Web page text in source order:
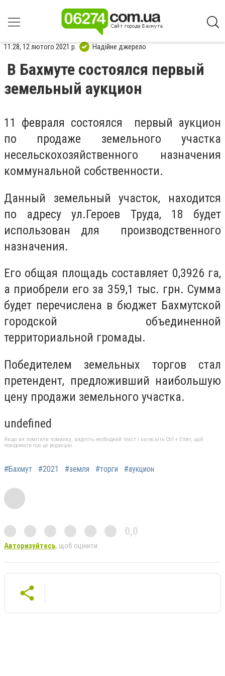
11:28, 12 лютого 2021 р. Надійне джерело
В Бахмуте состоялся первый
земельный аукцион
11 февраля состоялся первый аукцион
по продаже земельного участка
несельскохозяйственного назначения
коммунальной собственности.
Данный земельный участок, находится
по адресу ул.Героев Труда, 18 будет
использован для производственного
назначения.
Его общая площадь составляет 0,3926 га,
а приобрели его за 359,1 тыс. грн. Сумма
будет перечислена в бюджет Бахмутской
городской объединенной
территориальной громады.
Победителем земельных торгов стал
претендент, предложивший наибольшую
цену продажи земельного участка.
undefined
Якщо ви помітили помилку, виділіть необхідний текст і натисніть Ctrl + Enter, щоб
повідомити про це редакцію
#Бахмут #2021 #земля #торги #аукцион
0,0
Авторизуйтесь, щоб оцінити